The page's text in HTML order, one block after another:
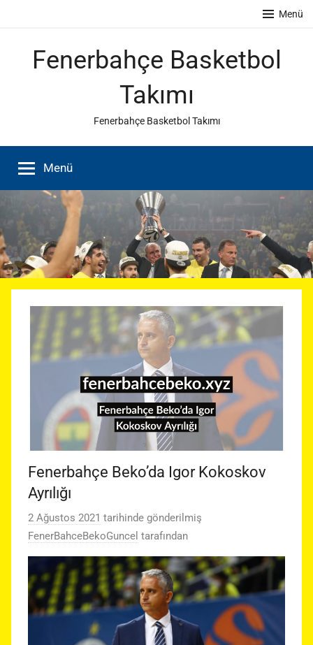
Menü
Fenerbahçe Basketbol
Takımı
Fenerbahçe Basketbol Takımı
Menü
Fenerbahçe Beko’da Igor Kokoskov
Ayrılığı
2 Ağustos 2021 tarihinde gönderilmiş
FenerBahceBekoGuncel tarafından